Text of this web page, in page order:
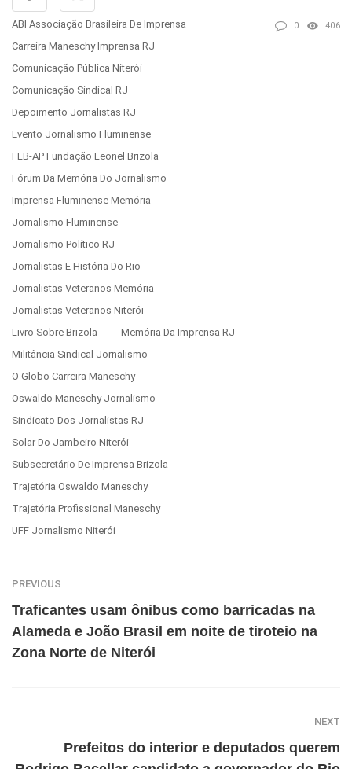
ABI Associação Brasileira De Imprensa
Carreira Maneschy Imprensa RJ
Comunicação Pública Niterói
Comunicação Sindical RJ
Depoimento Jornalistas RJ
Evento Jornalismo Fluminense
FLB-AP Fundação Leonel Brizola
Fórum Da Memória Do Jornalismo
Imprensa Fluminense Memória
Jornalismo Fluminense
Jornalismo Político RJ
Jornalistas E História Do Rio
Jornalistas Veteranos Memória
Jornalistas Veteranos Niterói
Livro Sobre Brizola
Memória Da Imprensa RJ
Militância Sindical Jornalismo
O Globo Carreira Maneschy
Oswaldo Maneschy Jornalismo
Sindicato Dos Jornalistas RJ
Solar Do Jambeiro Niterói
Subsecretário De Imprensa Brizola
Trajetória Oswaldo Maneschy
Trajetória Profissional Maneschy
UFF Jornalismo Niterói
0 406
PREVIOUS
Traficantes usam ônibus como barricadas na
Alameda e João Brasil em noite de tiroteio na
Zona Norte de Niterói
NEXT
Prefeitos do interior e deputados querem